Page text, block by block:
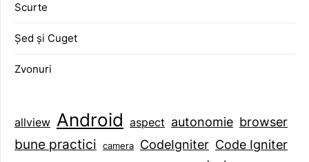
Scurte
Șed și Cuget
Zvonuri
allview Android aspect autonomie browser
bune practici camera CodeIgniter Code Igniter